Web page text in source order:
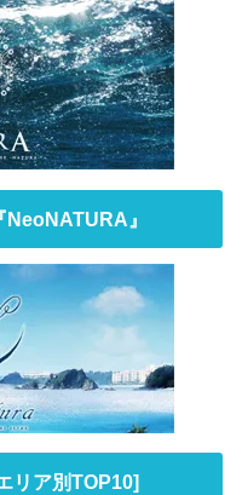
』
リア別TOP10]